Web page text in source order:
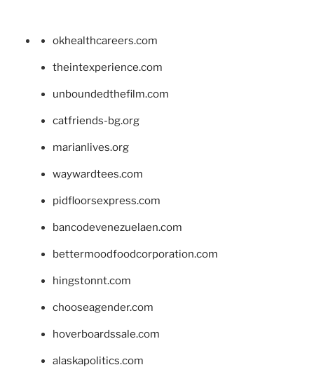
okhealthcareers.com
theintexperience.com
unboundedthefilm.com
catfriends-bg.org
marianlives.org
waywardtees.com
pidfloorsexpress.com
bancodevenezuelaen.com
bettermoodfoodcorporation.com
hingstonnt.com
chooseagender.com
hoverboardssale.com
alaskapolitics.com